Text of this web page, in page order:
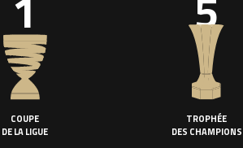
COUPE
DE LA LIGUE
TROPHÉE
DES CHAMPIONS